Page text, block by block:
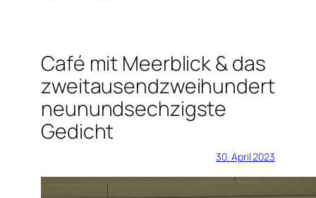
Café mit Meerblick & das
zweitausendzweihundert
neunundsechzigste
Gedicht
30. April 2023